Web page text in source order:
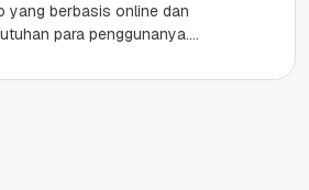
yang berbasis online dan
para penggunanya.